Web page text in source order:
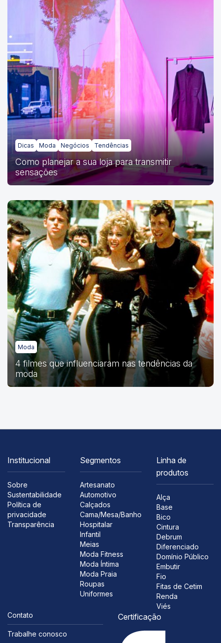
Dicas Moda Negócios Tendências
Como planejar a sua loja para transmitir
sensações
Moda
4 filmes que influenciaram nas tendências da
moda
Institucional
Sobre
Sustentabilidade
Política de
privacidade
Transparência
Segmentos
Artesanato
Automotivo
Calçados
Cama/Mesa/Banho
Hospitalar
Infantil
Meias
Moda Fitness
Moda Íntima
Moda Praia
Roupas
Uniformes
Linha de
produtos
Alça
Base
Bico
Cintura
Debrum
Diferenciado
Domínio Público
Embutir
Fio
Fitas de Cetim
Renda
Viés
Contato
Trabalhe conosco
Certificação